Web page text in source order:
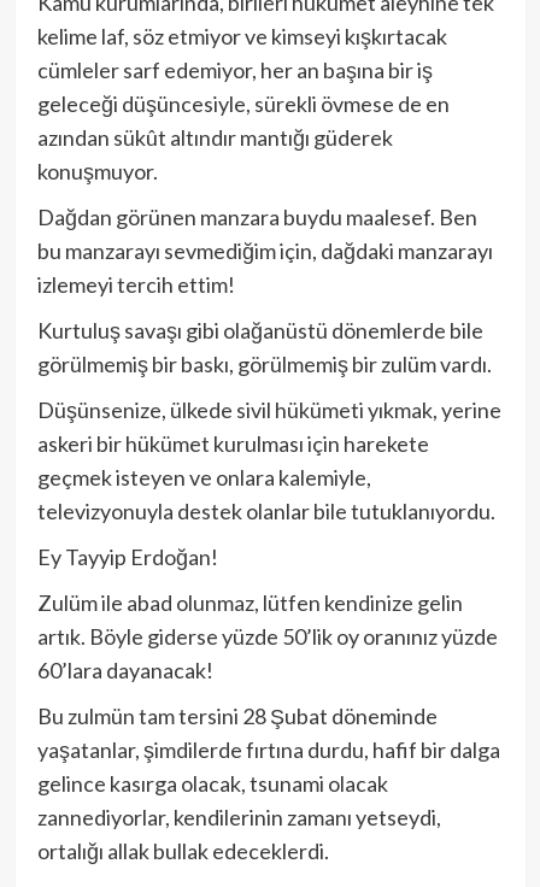
kelime laf, söz etmiyor ve kimseyi kışkırtacak
cümleler sarf edemiyor, her an başına bir iş
geleceği düşüncesiyle, sürekli övmese de en
azından sükût altındır mantığı güderek
konuşmuyor.
Dağdan görünen manzara buydu maalesef. Ben
bu manzarayı sevmediğim için, dağdaki manzarayı
izlemeyi tercih ettim!
Kurtuluş savaşı gibi olağanüstü dönemlerde bile
görülmemiş bir baskı, görülmemiş bir zulüm vardı.
Düşünsenize, ülkede sivil hükümeti yıkmak, yerine
askeri bir hükümet kurulması için harekete
geçmek isteyen ve onlara kalemiyle,
televizyonuyla destek olanlar bile tutuklanıyordu.
Ey Tayyip Erdoğan!
Zulüm ile abad olunmaz, lütfen kendinize gelin
artık. Böyle giderse yüzde 50’lik oy oranınız yüzde
60’lara dayanacak!
Bu zulmün tam tersini 28 Şubat döneminde
yaşatanlar, şimdilerde fırtına durdu, hafif bir dalga
gelince kasırga olacak, tsunami olacak
zannediyorlar, kendilerinin zamanı yetseydi,
ortalığı allak bullak edeceklerdi.